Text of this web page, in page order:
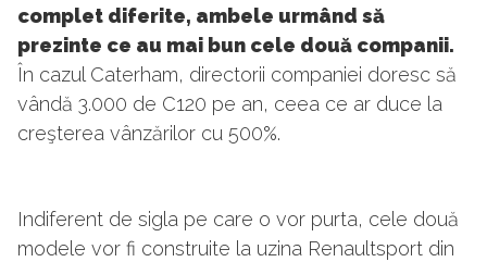
complet diferite, ambele urmând să
prezinte ce au mai bun cele două companii.
În cazul Caterham, directorii companiei doresc să
vândă 3.000 de C120 pe an, ceea ce ar duce la
creşterea vânzărilor cu 500%.
Indiferent de sigla pe care o vor purta, cele două
modele vor fi construite la uzina Renaultsport din